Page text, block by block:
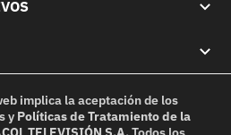
implica la aceptación de los
y Políticas de Tratamiento de la